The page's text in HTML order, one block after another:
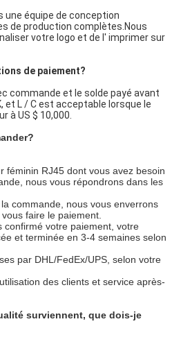
une équipe de conception
de production complètes.Nous
votre logo et de l' imprimer sur
de paiement?
commande et le solde payé avant
et L / C est acceptable lorsque le
à US $ 10,000.
féminin RJ45 dont vous avez besoin
nous vous répondrons dans les
commande, nous vous enverrons
faire le paiement.
confirmé votre paiement, votre
et terminée en 3-4 semaines selon
par DHL/FedEx/UPS, selon votre
des clients et service après-
surviennent, que dois-je